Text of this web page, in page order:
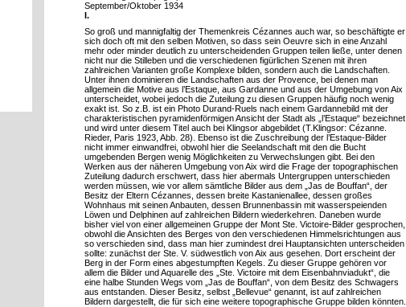
September/Oktober 1934
I.
So groß und mannigfaltig der Themenkreis Cézannes auch war, so beschäftigte er
sich doch oft mit den selben Motiven, so dass sein Oeuvre sich in eine Anzahl
mehr oder minder deutlich zu unterscheidenden Gruppen teilen ließe, unter denen
nicht nur die Stilleben und die verschiedenen figürlichen Szenen mit ihren
zahlreichen Varianten große Komplexe bilden, sondern auch die Landschaften.
Unter ihnen dominieren die Landschaften aus der Provence, bei denen man
allgemein die Motive aus l’Estaque, aus Gardanne und aus der Umgebung von Aix
unterscheidet, wobei jedoch die Zuteilung zu diesen Gruppen häufig noch wenig
exakt ist. So z.B. ist ein Photo Durand-Ruels nach einem Gardannebild mit der
charakteristischen pyramidenförmigen Ansicht der Stadt als „l’Estaque“ bezeichnet
und wird unter diesem Titel auch bei Klingsor abgebildet (T.Klingsor: Cézanne.
Rieder, Paris 1923, Abb. 28). Ebenso ist die Zuschreibung der l’Estaque-Bilder
nicht immer einwandfrei, obwohl hier die Seelandschaft mit den die Bucht
umgebenden Bergen wenig Möglichkeiten zu Verwechslungen gibt. Bei den
Werken aus der näheren Umgebung von Aix wird die Frage der topographischen
Zuteilung dadurch erschwert, dass hier abermals Untergruppen unterschieden
werden müssen, wie vor allem sämtliche Bilder aus dem „Jas de Bouffan“, der
Besitz der Eltern Cézannes, dessen breite Kastanienallee, dessen großes
Wohnhaus mit seinen Anbauten, dessen Brunnenbassin mit wasserspeienden
Löwen und Delphinen auf zahlreichen Bildern wiederkehren. Daneben wurde
bisher viel von einer allgemeinen Gruppe der Mont Ste. Victoire-Bilder gesprochen,
obwohl die Ansichten des Berges von den verschiedenen Himmelsrichtungen aus
so verschieden sind, dass man hier zumindest drei Hauptansichten unterscheiden
sollte: zunächst der Ste. V. südwestlich von Aix aus gesehen. Dort erscheint der
Berg in der Form eines abgestumpften Kegels. Zu dieser Gruppe gehören vor
allem die Bilder und Aquarelle des „Ste. Victoire mit dem Eisenbahnviadukt“, die
eine halbe Stunden Wegs vom „Jas de Bouffan“, von dem Besitz des Schwagers
aus entstanden. Dieser Besitz, selbst „Bellevue“ genannt, ist auf zahlreichen
Bildern dargestellt, die für sich eine weitere topographische Gruppe bilden könnten.